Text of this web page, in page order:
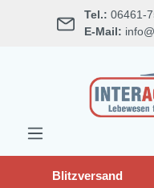
springen Tel.: 06461-
E-Mail:
Blitzversand